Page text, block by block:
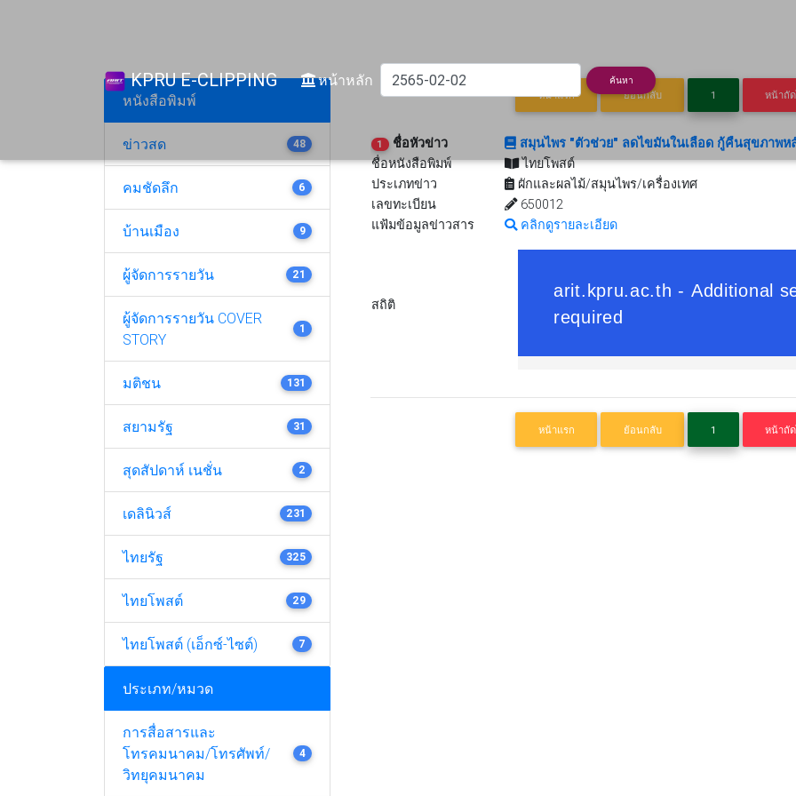
KPRU E-CLIPPING หน้าหลัก (current) ค้นหา
หนังสือพิมพ์
ข่าวสด 48
คมชัดลึก 6
บ้านเมือง 9
ผู้จัดการรายวัน 21
ผู้จัดการรายวัน COVER
STORY
1
มติชน 131
สยามรัฐ 31
สุดสัปดาห์ เนชั่น 2
เดลินิวส์ 231
ไทยรัฐ 325
ไทยโพสต์ 29
ไทยโพสต์ (เอ็กซ์-ไซต์) 7
ประเภท/หมวด
การสื่อสารและ
โทรคมนาคม/โทรศัพท์/
วิทยุคมนาคม
4
หน้าแรก ย้อนกลับ 1 หน้าถั
1 ชื่อหัวข่าว สมุนไพร "ตัวช่วย" ลดไขมันในเลือด กู้คืนสุขภาพ
ชื่อหนังสือพิมพ์
ไทยโพสต์
ประเภทข่าว
ผักและผลไม้/สมุนไพร/เครื่องเทศ
เลขทะเบียน
650012
แฟ้มข้อมูลข่าวสาร
คลิกดูรายละเอียด
สถิติ
หน้าแรก ย้อนกลับ 1 หน้าถั